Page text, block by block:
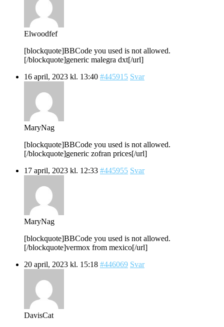
Elwoodfef
[blockquote]BBCode you used is not allowed.
[/blockquote]generic malegra dxt[/url]
16 april, 2023 kl. 13:40 #445915 Svar
MaryNag
[blockquote]BBCode you used is not allowed.
[/blockquote]generic zofran prices[/url]
17 april, 2023 kl. 12:33 #445955 Svar
MaryNag
[blockquote]BBCode you used is not allowed.
[/blockquote]vermox from mexico[/url]
20 april, 2023 kl. 15:18 #446069 Svar
DavisCat